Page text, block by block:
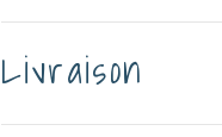
Livraison